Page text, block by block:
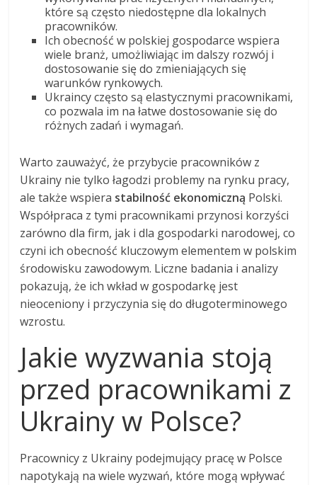
które są często niedostępne dla lokalnych
pracowników.
Ich obecność w polskiej gospodarce wspiera
wiele branż, umożliwiając im dalszy rozwój i
dostosowanie się do zmieniających się
warunków rynkowych.
Ukraincy często są elastycznymi pracownikami,
co pozwala im na łatwe dostosowanie się do
różnych zadań i wymagań.
Warto zauważyć, że przybycie pracowników z
Ukrainy nie tylko łagodzi problemy na rynku pracy,
ale także wspiera stabilność ekonomiczną Polski.
Współpraca z tymi pracownikami przynosi korzyści
zarówno dla firm, jak i dla gospodarki narodowej, co
czyni ich obecność kluczowym elementem w polskim
środowisku zawodowym. Liczne badania i analizy
pokazują, że ich wkład w gospodarkę jest
nieoceniony i przyczynia się do długoterminowego
wzrostu.
Jakie wyzwania stoją
przed pracownikami z
Ukrainy w Polsce?
Pracownicy z Ukrainy podejmujący pracę w Polsce
napotykają na wiele wyzwań, które mogą wpływać